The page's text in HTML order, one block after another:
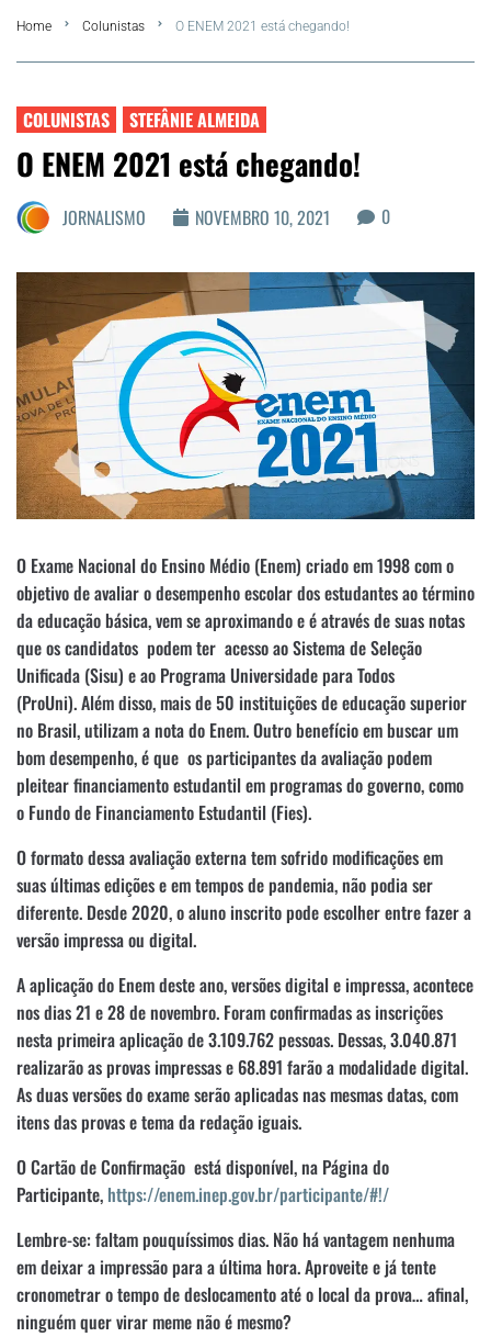
FLA Araru 2026
Região dos Lagos
Agenda Cultural
Colunistas
Matérias Exclusivas
Home Colunistas O ENEM 2021 está chegando!
COLUNISTAS STEFÂNIE ALMEIDA
O ENEM 2021 está chegando!
JORNALISMO NOVEMBRO 10, 2021 0
O Exame Nacional do Ensino Médio (Enem) criado em 1998 com o
objetivo de avaliar o desempenho escolar dos estudantes ao término
da educação básica, vem se aproximando e é através de suas notas
que os candidatos podem ter acesso ao Sistema de Seleção
Unificada (Sisu) e ao Programa Universidade para Todos
(ProUni). Além disso, mais de 50 instituições de educação superior
no Brasil, utilizam a nota do Enem. Outro benefício em buscar um
bom desempenho, é que os participantes da avaliação podem
pleitear financiamento estudantil em programas do governo, como
o Fundo de Financiamento Estudantil (Fies).
O formato dessa avaliação externa tem sofrido modificações em
suas últimas edições e em tempos de pandemia, não podia ser
diferente. Desde 2020, o aluno inscrito pode escolher entre fazer a
versão impressa ou digital.
A aplicação do Enem deste ano, versões digital e impressa, acontece
nos dias 21 e 28 de novembro. Foram confirmadas as inscrições
nesta primeira aplicação de 3.109.762 pessoas. Dessas, 3.040.871
realizarão as provas impressas e 68.891 farão a modalidade digital.
As duas versões do exame serão aplicadas nas mesmas datas, com
itens das provas e tema da redação iguais.
O Cartão de Confirmação está disponível, na Página do
Participante, https://enem.inep.gov.br/participante/#!/
Lembre-se: faltam pouquíssimos dias. Não há vantagem nenhuma
em deixar a impressão para a última hora. Aproveite e já tente
cronometrar o tempo de deslocamento até o local da prova… afinal,
ninguém quer virar meme não é mesmo?